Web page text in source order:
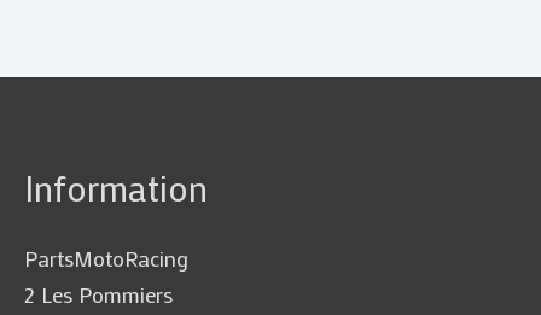
Information
PartsMotoRacing
2 Les Pommiers